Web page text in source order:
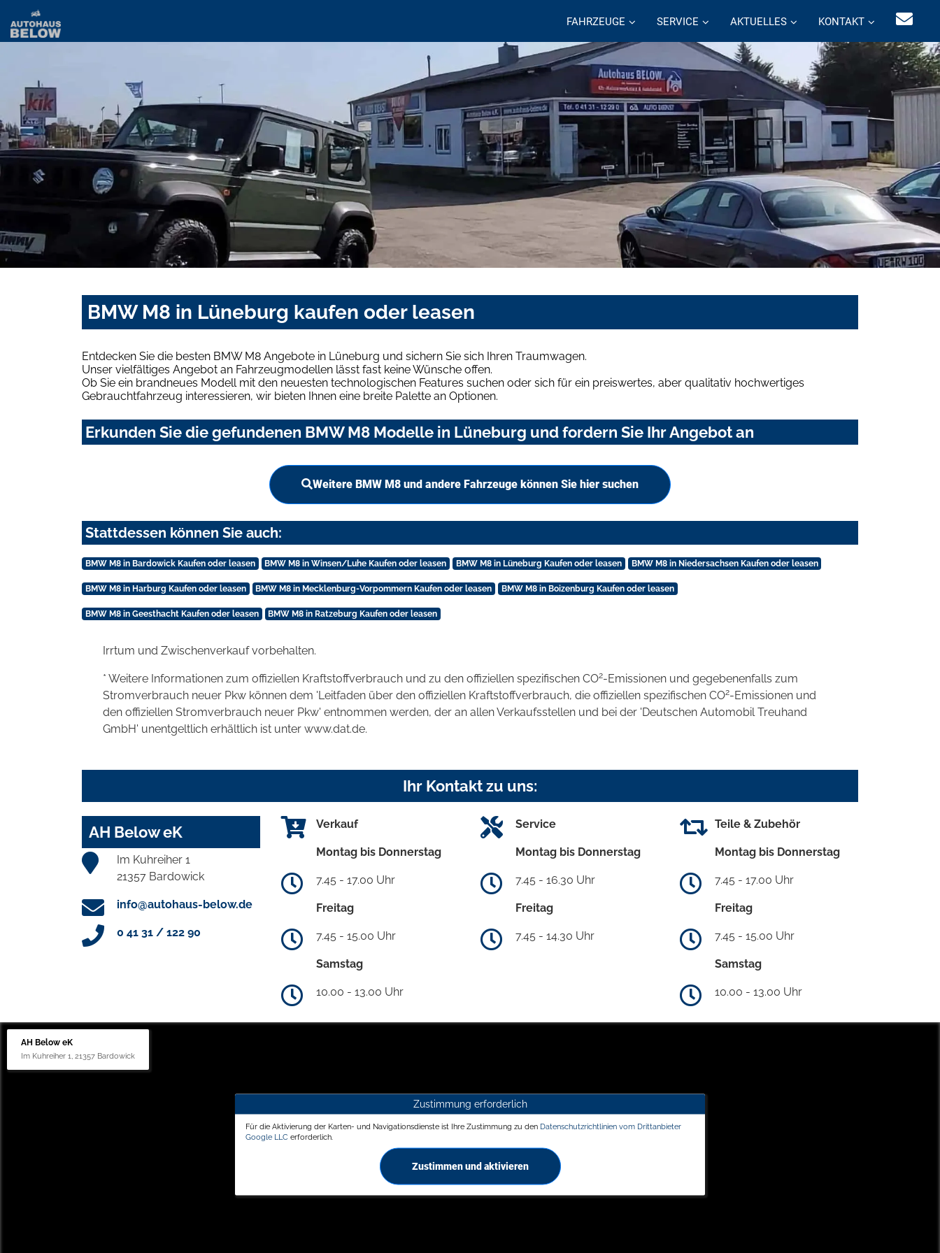
FAHRZEUGE SERVICE AKTUELLES KONTAKT
BMW M8 in Lüneburg kaufen oder leasen
Entdecken Sie die besten BMW M8 Angebote in Lüneburg und sichern Sie sich Ihren Traumwagen.
Unser vielfältiges Angebot an Fahrzeugmodellen lässt fast keine Wünsche offen.
Ob Sie ein brandneues Modell mit den neuesten technologischen Features suchen oder sich für ein preiswertes, aber qualitativ hochwertiges
Gebrauchtfahrzeug interessieren, wir bieten Ihnen eine breite Palette an Optionen.
Erkunden Sie die gefundenen BMW M8 Modelle in Lüneburg und fordern Sie Ihr Angebot an
Weitere BMW M8 und andere Fahrzeuge können Sie hier suchen
Stattdessen können Sie auch:
BMW M8 in Bardowick Kaufen oder leasen BMW M8 in Winsen/Luhe Kaufen oder leasen BMW M8 in Lüneburg Kaufen oder leasen BMW M8 in Niedersachsen Kaufen oder leasen
BMW M8 in Harburg Kaufen oder leasen BMW M8 in Mecklenburg-Vorpommern Kaufen oder leasen BMW M8 in Boizenburg Kaufen oder leasen
BMW M8 in Geesthacht Kaufen oder leasen BMW M8 in Ratzeburg Kaufen oder leasen
Irrtum und Zwischenverkauf vorbehalten.
* Weitere Informationen zum offiziellen Kraftstoffverbrauch und zu den offiziellen spezifischen CO2-Emissionen und gegebenenfalls zum
Stromverbrauch neuer Pkw können dem 'Leitfaden über den offiziellen Kraftstoffverbrauch, die offiziellen spezifischen CO2-Emissionen und
den offiziellen Stromverbrauch neuer Pkw' entnommen werden, der an allen Verkaufsstellen und bei der 'Deutschen Automobil Treuhand
GmbH' unentgeltlich erhältlich ist unter www.dat.de.
Ihr Kontakt zu uns:
AH Below eK
Im Kuhreiher 1
21357 Bardowick
info@autohaus-below.de
0 41 31 / 122 90
Verkauf
Montag bis Donnerstag
7.45 - 17.00 Uhr
Freitag
7.45 - 15.00 Uhr
Samstag
10.00 - 13.00 Uhr
Service
Montag bis Donnerstag
7.45 - 16.30 Uhr
Freitag
7.45 - 14.30 Uhr
Teile & Zubehör
Montag bis Donnerstag
7.45 - 17.00 Uhr
Freitag
7.45 - 15.00 Uhr
Samstag
10.00 - 13.00 Uhr
AH Below eK
Im Kuhreiher 1, 21357 Bardowick
Zustimmung erforderlich
Für die Aktivierung der Karten- und Navigationsdienste ist Ihre Zustimmung zu den Datenschutzrichtlinien vom Drittanbieter
Google LLC erforderlich.
Zustimmen und aktivieren